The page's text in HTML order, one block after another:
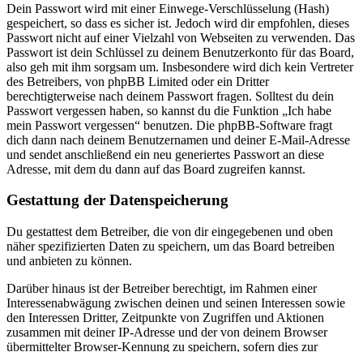
Dein Passwort wird mit einer Einwege-Verschlüsselung (Hash)
gespeichert, so dass es sicher ist. Jedoch wird dir empfohlen, dieses
Passwort nicht auf einer Vielzahl von Webseiten zu verwenden. Das
Passwort ist dein Schlüssel zu deinem Benutzerkonto für das Board,
also geh mit ihm sorgsam um. Insbesondere wird dich kein Vertreter
des Betreibers, von phpBB Limited oder ein Dritter
berechtigterweise nach deinem Passwort fragen. Solltest du dein
Passwort vergessen haben, so kannst du die Funktion „Ich habe
mein Passwort vergessen“ benutzen. Die phpBB-Software fragt
dich dann nach deinem Benutzernamen und deiner E-Mail-Adresse
und sendet anschließend ein neu generiertes Passwort an diese
Adresse, mit dem du dann auf das Board zugreifen kannst.
Gestattung der Datenspeicherung
Du gestattest dem Betreiber, die von dir eingegebenen und oben
näher spezifizierten Daten zu speichern, um das Board betreiben
und anbieten zu können.
Darüber hinaus ist der Betreiber berechtigt, im Rahmen einer
Interessenabwägung zwischen deinen und seinen Interessen sowie
den Interessen Dritter, Zeitpunkte von Zugriffen und Aktionen
zusammen mit deiner IP-Adresse und der von deinem Browser
übermittelter Browser-Kennung zu speichern, sofern dies zur